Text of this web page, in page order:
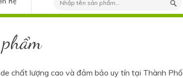
chất lượng cao và đảm bảo uy tín tại Thành Phố